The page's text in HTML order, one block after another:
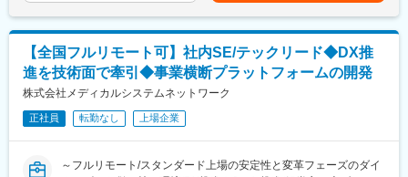
トでの情報共有・プロジェクト推進を実施。
変更の範囲：会社の定める業務
提案、コスト見積もり、要件定義～運用まで経験やスキルに応じ
て業務をお任せしていきます。
さらなるマネジメント業務や、PMのスペシャリストとして業務を
極めて頂くことも可能です。
■組織構成：
システム本部は59名で構成されており、年齢も20代～50代まで幅
【全国フルリモート可】社内SE/テックリード◆DX推
進を技術面で牽引◆事業横断プラットフォームの開発
株式会社メディカルシステムネットワーク
正社員 転勤なし 上場企業
～フルリモート/スタンダード上場の安定性と変革フェーズのダイ